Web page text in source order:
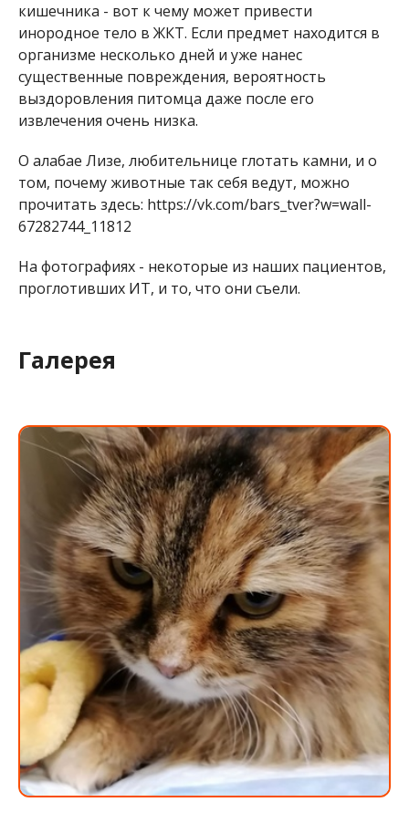
кишечника - вот к чему может привести
инородное тело в ЖКТ. Если предмет находится в
организме несколько дней и уже нанес
существенные повреждения, вероятность
выздоровления питомца даже после его
извлечения очень низка.
О алабае Лизе, любительнице глотать камни, и о
том, почему животные так себя ведут, можно
прочитать здесь: https://vk.com/bars_tver?w=wall-
67282744_11812
На фотографиях - некоторые из наших пациентов,
проглотивших ИТ, и то, что они съели.
Галерея